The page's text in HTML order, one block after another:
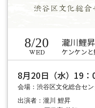
8/20
WED
瀧川鯉
ケンケンと
8月20日（水）19：
会場：渋谷区文化総合セ
出演者：瀧川 鯉昇